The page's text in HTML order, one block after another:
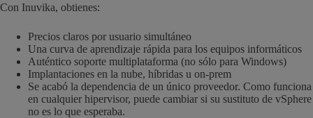
Con Inuvika, obtienes:
Precios claros por usuario simultáneo
Una curva de aprendizaje rápida para los equipos informáticos
Auténtico soporte multiplataforma (no sólo para Windows)
Implantaciones en la nube, híbridas u on-prem
Se acabó la dependencia de un único proveedor. Como funciona
en cualquier hipervisor, puede cambiar si su sustituto de vSphere
no es lo que esperaba.